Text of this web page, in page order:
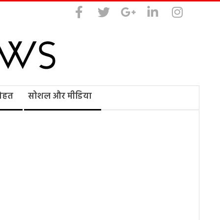
सोशल और मीडिया